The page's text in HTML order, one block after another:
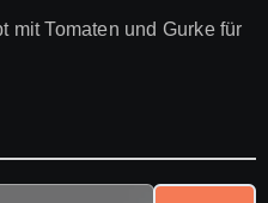
mit Tomaten und Gurke für